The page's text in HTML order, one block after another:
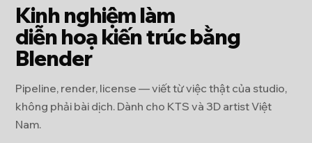
Kinh nghiệm làm
diễn hoạ kiến trúc bằng
Blender
Pipeline, render, license — viết từ việc thật của studio,
không phải bài dịch. Dành cho KTS và 3D artist Việt
Nam.